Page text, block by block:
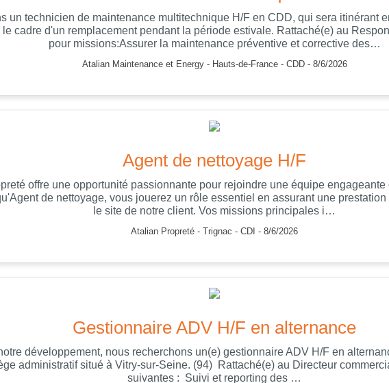
un technicien de maintenance multitechnique H/F en CDD, qui sera itinérant
cadre d'un remplacement pendant la période estivale. Rattaché(e) au
pour missions:Assurer la maintenance préventive et corrective des…
Atalian Maintenance et Energy - Hauts-de-France - CDD - 8/6/2026
Agent de nettoyage H/F
offre une opportunité passionnante pour rejoindre une équipe
de nettoyage, vous jouerez un rôle essentiel en assurant une
le site de notre client. Vos missions principales i…
Atalian Propreté - Trignac - CDI - 8/6/2026
Gestionnaire ADV H/F en alternance
développement, nous recherchons un(e) gestionnaire ADV H/F en
administratif situé à Vitry-sur-Seine. (94) Rattaché(e) au Directeur
suivantes : Suivi et reporting des …